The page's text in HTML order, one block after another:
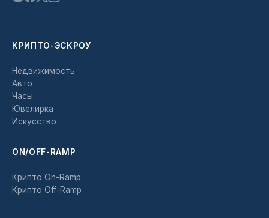
КРИПТО-ЭСКРОУ
Недвижимость
Авто
Часы
Ювелирка
Искусство
ON/OFF-RAMP
Крипто On-Ramp
Крипто Off-Ramp